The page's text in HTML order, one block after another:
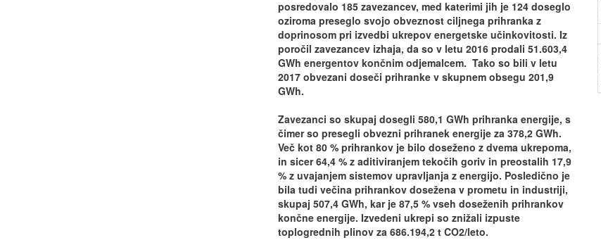
posredovalo 185 zavezancev, med katerimi jih je 124 doseglo
oziroma preseglo svojo obveznost ciljnega prihranka z
doprinosom pri izvedbi ukrepov energetske učinkovitosti. Iz
poročil zavezancev izhaja, da so v letu 2016 prodali 51.603,4
GWh energentov končnim odjemalcem. Tako so bili v letu
2017 obvezani doseči prihranke v skupnem obsegu 201,9
GWh.
Zavezanci so skupaj dosegli 580,1 GWh prihranka energije, s
čimer so presegli obvezni prihranek energije za 378,2 GWh.
Več kot 80 % prihrankov je bilo doseženo z dvema ukrepoma,
in sicer 64,4 % z aditiviranjem tekočih goriv in preostalih 17,9
% z uvajanjem sistemov upravljanja z energijo. Posledično je
bila tudi večina prihrankov dosežena v prometu in industriji,
skupaj 507,4 GWh, kar je 87,5 % vseh doseženih prihrankov
končne energije. Izvedeni ukrepi so znižali izpuste
toplogrednih plinov za 686.194,2 t CO2/leto.